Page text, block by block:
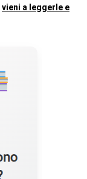
vieni a leggerle e